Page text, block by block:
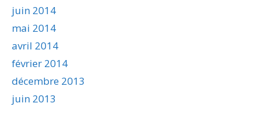
juin 2014
mai 2014
avril 2014
février 2014
décembre 2013
juin 2013